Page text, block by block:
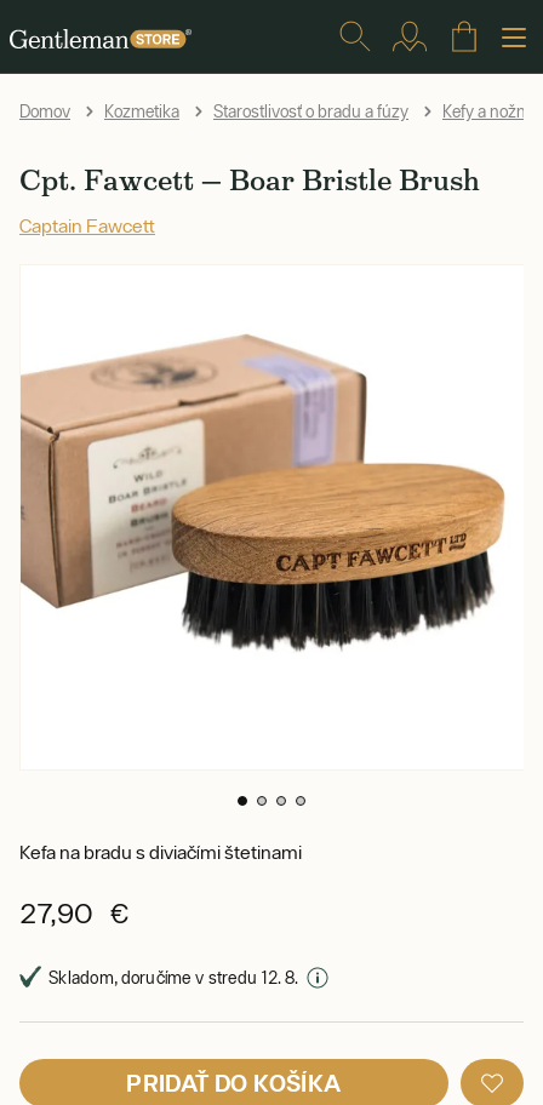
Domov Kozmetika Starostlivosť o bradu a fúzy Kefy a
Cpt. Fawcett — Boar Bristle Brush
Captain Fawcett
Kefa na bradu s diviačími štetinami
27,90 €
Skladom, doručíme v stredu 12. 8.
PRIDAŤ DO KOŠÍKA